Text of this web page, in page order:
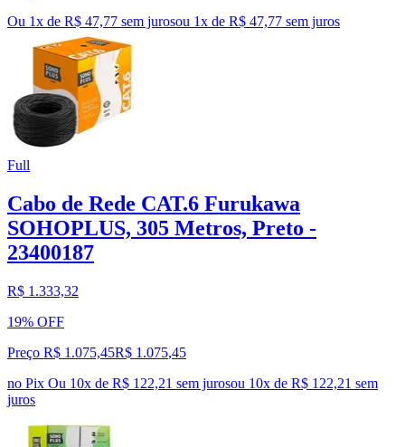
Ou 1x de R$ 47,77 sem jurosou 1x de R$ 47,77 sem juros
Full
Cabo de Rede CAT.6 Furukawa
SOHOPLUS, 305 Metros, Preto -
23400187
R$ 1.333,32
19% OFF
Preço R$ 1.075,45R$ 1.075,45
no Pix Ou 10x de R$ 122,21 sem jurosou 10x de R$ 122,21 sem
juros